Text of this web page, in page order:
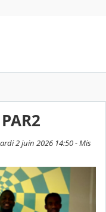
2 juin 2026 14:50 - Mis